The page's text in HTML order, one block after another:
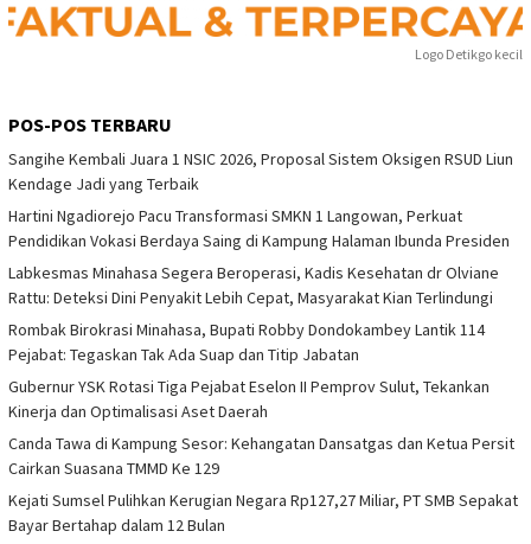
Logo Detikgo kecil
POS-POS TERBARU
Sangihe Kembali Juara 1 NSIC 2026, Proposal Sistem Oksigen RSUD Liun
Kendage Jadi yang Terbaik
Hartini Ngadiorejo Pacu Transformasi SMKN 1 Langowan, Perkuat
Pendidikan Vokasi Berdaya Saing di Kampung Halaman Ibunda Presiden
Labkesmas Minahasa Segera Beroperasi, Kadis Kesehatan dr Olviane
Rattu: Deteksi Dini Penyakit Lebih Cepat, Masyarakat Kian Terlindungi
Rombak Birokrasi Minahasa, Bupati Robby Dondokambey Lantik 114
Pejabat: Tegaskan Tak Ada Suap dan Titip Jabatan
Gubernur YSK Rotasi Tiga Pejabat Eselon II Pemprov Sulut, Tekankan
Kinerja dan Optimalisasi Aset Daerah
Canda Tawa di Kampung Sesor: Kehangatan Dansatgas dan Ketua Persit
Cairkan Suasana TMMD Ke 129
Kejati Sumsel Pulihkan Kerugian Negara Rp127,27 Miliar, PT SMB Sepakat
Bayar Bertahap dalam 12 Bulan